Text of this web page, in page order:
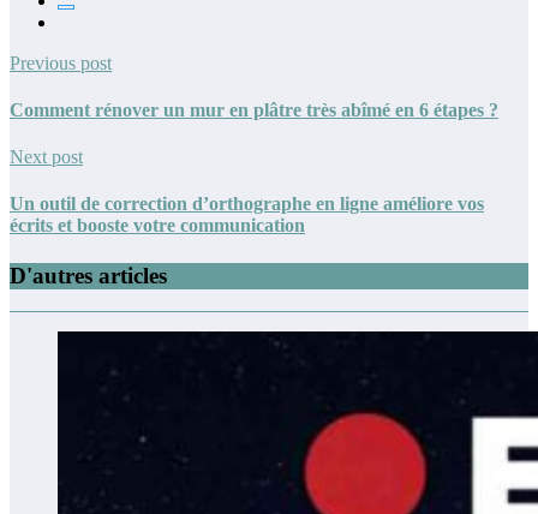
Previous post
Comment rénover un mur en plâtre très abîmé en 6 étapes ?
Next post
Un outil de correction d’orthographe en ligne améliore vos
écrits et booste votre communication
D'autres articles